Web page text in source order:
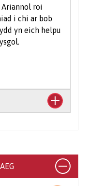
roi
i chi ar bob
yn eich helpu
yn cynnwys
cynnwys